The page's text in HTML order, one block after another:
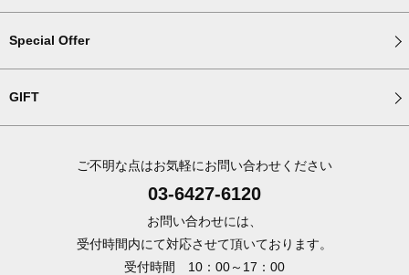
Special Offer
GIFT
ご不明な点はお気軽にお問い合わせください
03-6427-6120
お問い合わせには、
受付時間内にて対応させて頂いております。
受付時間 10：00～17：00